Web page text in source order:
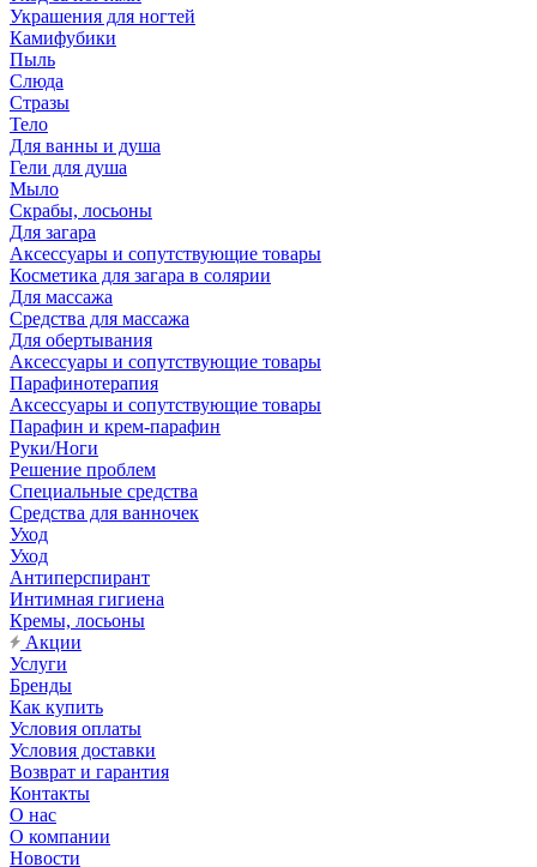
Украшения для ногтей
Камифубики
Пыль
Слюда
Стразы
Тело
Для ванны и душа
Гели для душа
Мыло
Скрабы, лосьоны
Для загара
Аксессуары и сопутствующие товары
Косметика для загара в солярии
Для массажа
Средства для массажа
Для обертывания
Аксессуары и сопутствующие товары
Парафинотерапия
Аксессуары и сопутствующие товары
Парафин и крем-парафин
Руки/Ноги
Решение проблем
Специальные средства
Средства для ванночек
Уход
Уход
Антиперспирант
Интимная гигиена
Кремы, лосьоны
Акции
Услуги
Бренды
Как купить
Условия оплаты
Условия доставки
Возврат и гарантия
Контакты
О нас
О компании
Новости